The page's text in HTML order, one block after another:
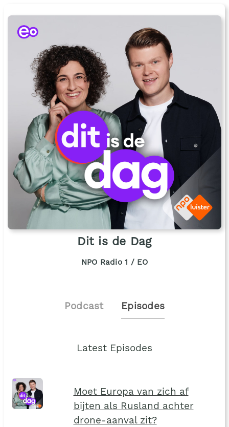
Dit is de Dag
NPO Radio 1 / EO
Podcast Episodes
Latest Episodes
Moet Europa van zich af
bijten als Rusland achter
drone-aanval zit?